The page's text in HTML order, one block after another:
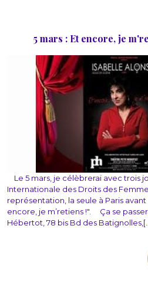
5 mars : Et encore, je
Le 5 mars, je célèbrerai avec trois
Internationale des Droits des
représentation, la seule à Paris
encore, je m’retiens !". Ça se
Hébertot, 78 bis Bd des